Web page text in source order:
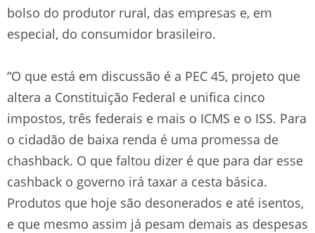
bolso do produtor rural, das empresas e, em
especial, do consumidor brasileiro.
“O que está em discussão é a PEC 45, projeto que
altera a Constituição Federal e unifica cinco
impostos, três federais e mais o ICMS e o ISS. Para
o cidadão de baixa renda é uma promessa de
chashback. O que faltou dizer é que para dar esse
cashback o governo irá taxar a cesta básica.
Produtos que hoje são desonerados e até isentos,
e que mesmo assim já pesam demais as despesas